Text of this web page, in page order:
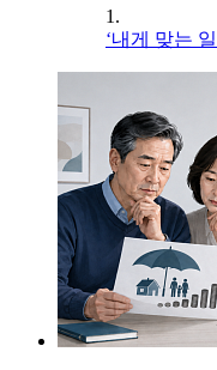
1.
‘내게 맞는